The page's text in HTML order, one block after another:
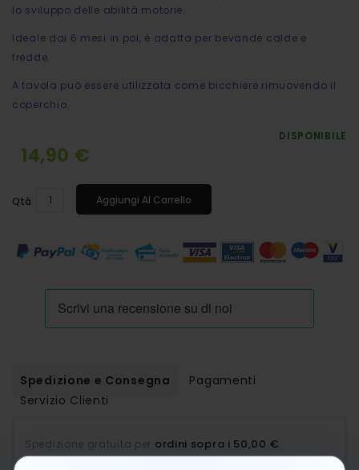
Spedizione e Consegna
Pagamenti
Servizio Clienti
Spedizione gratuita per ordini sopra i 50,00 €
lo sviluppo delle abilità motorie.
Ideale dai 6 mesi in poi, è adatta per bevande calde e
fredde.
A tavola può essere utilizzata come bicchiere rimuovendo il
coperchio.
DISPONIBILE
14,90 €
Qtà Aggiungi Al Carrello